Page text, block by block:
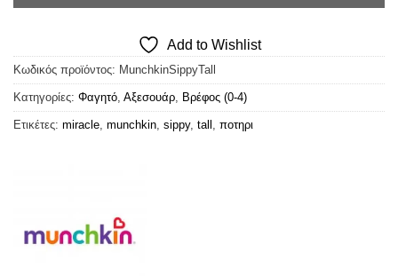
Add to Wishlist
Κωδικός προϊόντος: MunchkinSippyTall
Κατηγορίες: Φαγητό, Αξεσουάρ, Βρέφος (0-4)
Ετικέτες: miracle, munchkin, sippy, tall , ποτηρι